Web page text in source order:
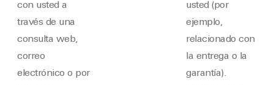
con usted a
través de una
consulta web,
correo
electrónico o por
usted (por
ejemplo,
relacionado con
la entrega o la
garantía).